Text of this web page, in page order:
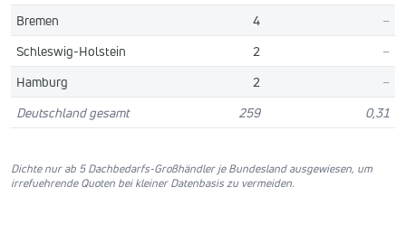
Bremen
4
–
Schleswig-Holstein
2
–
Hamburg
2
–
Deutschland gesamt
259 0,31
Dichte nur ab 5 Dachbedarfs-Großhändler je Bundesland ausgewiesen, um
irrefuehrende Quoten bei kleiner Datenbasis zu vermeiden.